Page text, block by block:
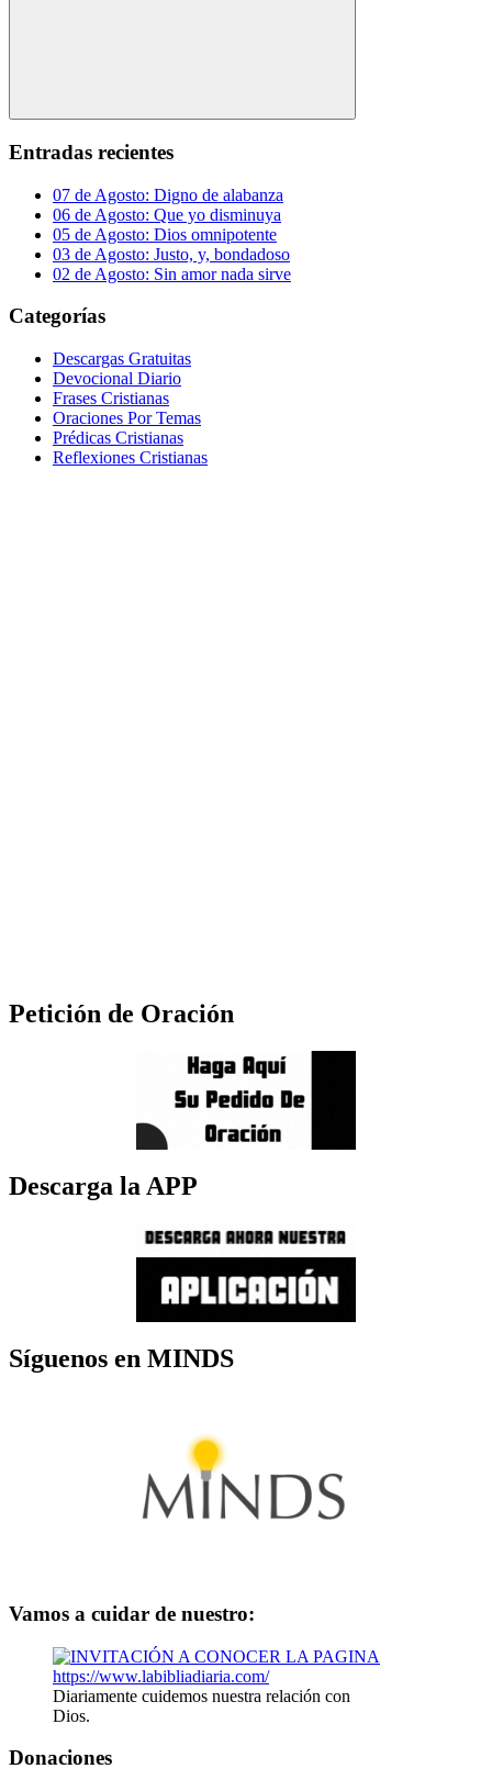
Buscar
Entradas recientes
07 de Agosto: Digno de alabanza
06 de Agosto: Que yo disminuya
05 de Agosto: Dios omnipotente
03 de Agosto: Justo, y, bondadoso
02 de Agosto: Sin amor nada sirve
Categorías
Descargas Gratuitas
Devocional Diario
Frases Cristianas
Oraciones Por Temas
Prédicas Cristianas
Reflexiones Cristianas
Petición de Oración
Descarga la APP
Síguenos en MINDS
Vamos a cuidar de nuestro:
Diariamente cuidemos nuestra relación con
Dios.
Donaciones